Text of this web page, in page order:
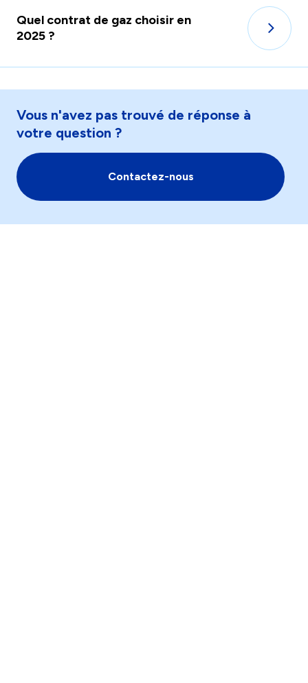
Quel contrat de gaz choisir en
2025 ?
Vous n'avez pas trouvé de réponse à
votre question ?
Contactez-nous